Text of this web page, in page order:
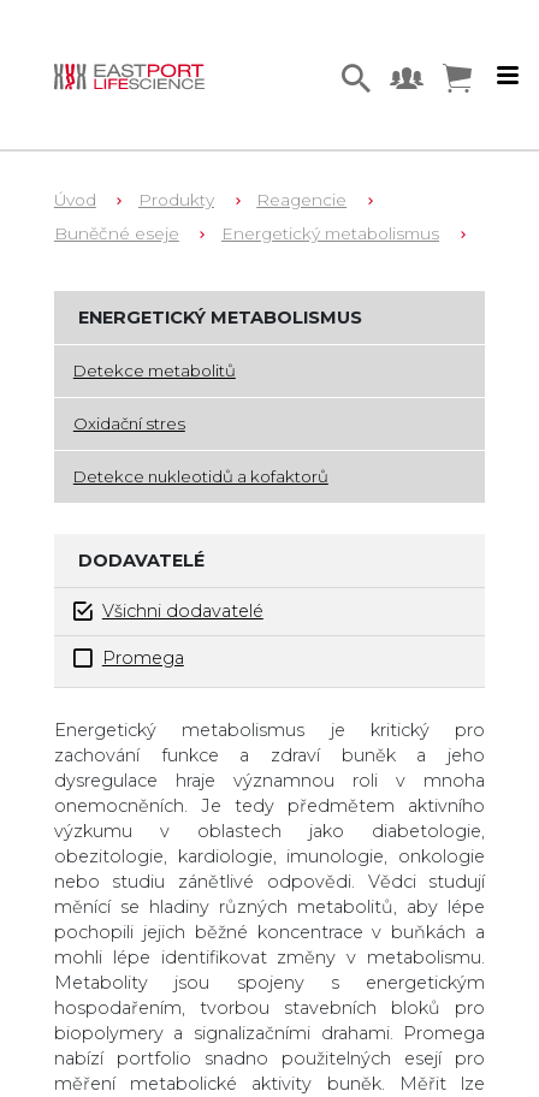
Úvod Produkty
Reagencie
Buněčné eseje
Energetický metabolismus
ENERGETICKÝ METABOLISMUS
Detekce metabolitů
Oxidační stres
Detekce nukleotidů a kofaktorů
DODAVATELÉ
Všichni dodavatelé
Promega
Zboží v kategorii
Energetický metabolismus je kritický pro
zachování funkce a zdraví buněk a jeho
dysregulace hraje významnou roli v mnoha
onemocněních. Je tedy předmětem aktivního
výzkumu v oblastech jako diabetologie,
obezitologie, kardiologie, imunologie, onkologie
nebo studiu zánětlivé odpovědi. Vědci studují
měnící se hladiny různých metabolitů, aby lépe
pochopili jejich běžné koncentrace v buňkách a
mohli lépe identifikovat změny v metabolismu.
Metabolity jsou spojeny s energetickým
hospodařením, tvorbou stavebních bloků pro
biopolymery a signalizačními drahami. Promega
nabízí portfolio snadno použitelných esejí pro
měření metabolické aktivity buněk. Měřit lze